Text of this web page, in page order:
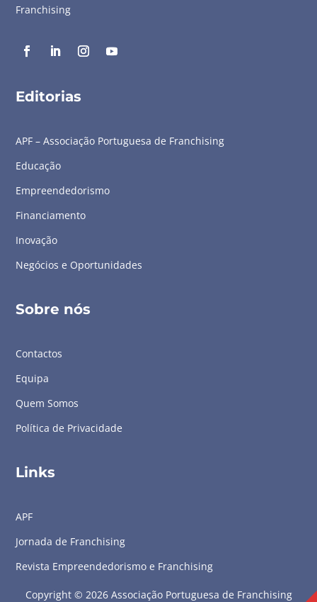
Franchising
Editorias
APF – Associação Portuguesa de Franchising
Educação
Empreendedorismo
Financiamento
Inovação
Negócios e Oportunidades
Sobre nós
Contactos
Equipa
Quem Somos
Política de Privacidade
Links
APF
Jornada de Franchising
Revista Empreendedorismo e Franchising
Copyright © 2026 Associação Portuguesa de Franchising